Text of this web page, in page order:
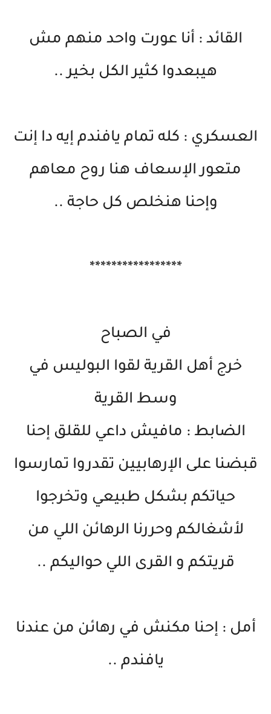
القائد : أنا عورت واحد منهم مش
هيبعدوا كثير الكل بخير ..
العسكري : كله تمام يافندم إيه دا إنت
متعور الإسعاف هنا روح معاهم
وإحنا هنخلص كل حاجة ..
*****************
في الصباح
خرج أهل القرية لقوا البوليس في
وسط القرية
الضابط : مافيش داعي للقلق إحنا
قبضنا على الإرهابيين تقدروا تمارسوا
حياتكم بشكل طبيعي وتخرجوا
لأشغالكم وحررنا الرهائن اللي من
قريتكم و القرى اللي حواليكم ..
أمل : إحنا مكنش في رهائن من عندنا
يافندم ..